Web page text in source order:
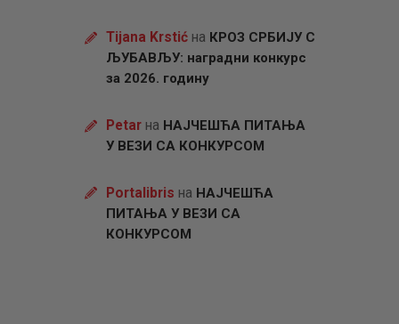
Tijana Krstićна КРОЗ СРБИЈУ С
ЉУБАВЉУ: наградни конкурс
за 2026. годину
Petarна НАЈЧЕШЋА ПИТАЊА
У ВЕЗИ СА КОНКУРСОМ
Portalibris на НАЈЧЕШЋА
ПИТАЊА У ВЕЗИ СА
КОНКУРСОМ